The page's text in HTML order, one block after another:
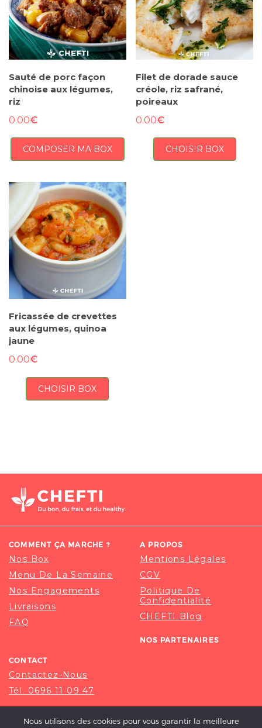
Sauté de porc façon
chinoise aux légumes,
riz
0.00€
COMPOSER MA BOX
Filet de dorade sauce
créole, riz safrané,
poireaux
0.00€
CHOISIR BOX
Fricassée de crevettes
aux légumes, quinoa
jaune
0.00€
CHOISIR BOX
COMMENT ÇA MARCHE ?
Nos Box
Menu De La Semaine
Nos Engagements
Livraisons
FAQ
A PROPOS
Mentions Légales
CGV
Politique De
Confidentialité
CHEFTI Blog
NOS PARTENAIRES
CONTACT
Contactez-Nous
Tél. 0696 11 09 47
Nous utilisons des cookies pour vous garantir la meilleure